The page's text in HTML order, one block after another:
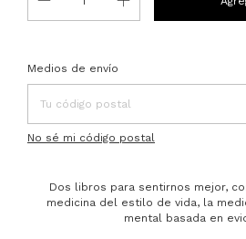
Entregas para el CP:
Medios de envío
No sé mi código postal
Dos libros para sentirnos mejor,
medicina del estilo de vida, la
mental basada en